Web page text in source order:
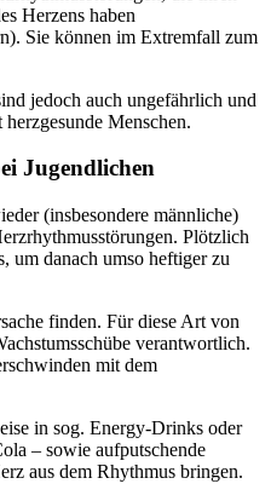
Herzens haben
Sie können im Extremfall zum
jedoch auch ungefährlich und
Menschen.
Jugendlichen
(insbesondere männliche)
Plötzlich
um danach umso heftiger zu
finden. Für diese Art von
verantwortlich.
mit dem
in sog. Energy-Drinks oder
– sowie aufputschende
aus dem Rhythmus bringen.